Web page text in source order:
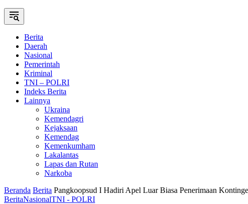
Berita
Daerah
Nasional
Pemerintah
Kriminal
TNI – POLRI
Indeks Berita
Lainnya
Ukraina
Kemendagri
Kejaksaan
Kemendag
Kemenkumham
Lakalantas
Lapas dan Rutan
Narkoba
Beranda Berita Pangkoopsud I Hadiri Apel Luar Biasa Penerimaan
BeritaNasionalTNI - POLRI